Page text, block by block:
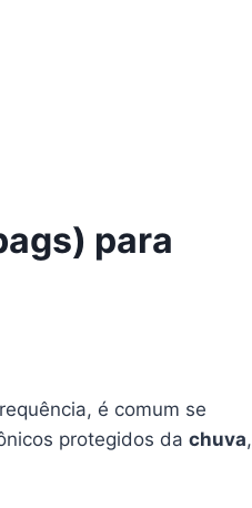
para
é comum se
protegidos da chuva,